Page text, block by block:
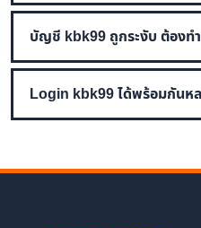
บัญชี kbk99 ถูกระงับ ต้องทำ
Login kbk99 ได้พร้อมกันห